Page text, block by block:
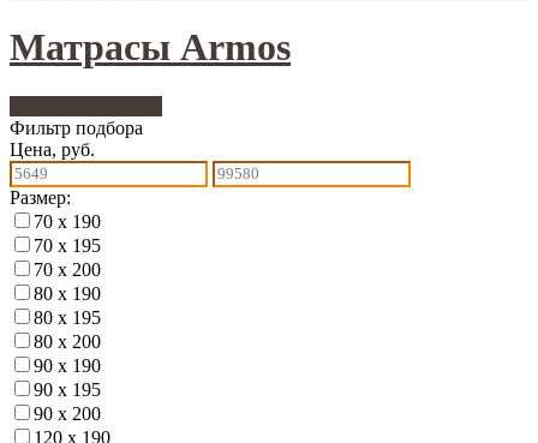
Матрасы Armos
Фильтр подбора
Цена, руб.
Размер:
70 х 190
70 х 195
70 х 200
80 х 190
80 х 195
80 х 200
90 х 190
90 х 195
90 х 200
120 х 190